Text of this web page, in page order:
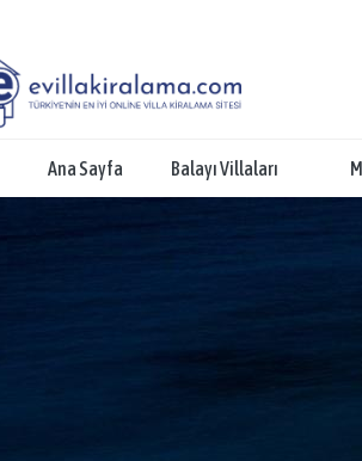
Ana Sayfa Balayı Villaları